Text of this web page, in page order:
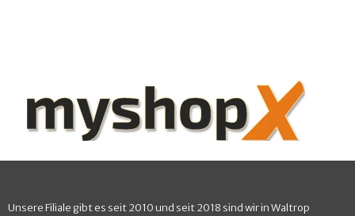
Unsere Filiale gibt es seit 2010 und seit 2018 sind wir in Waltrop